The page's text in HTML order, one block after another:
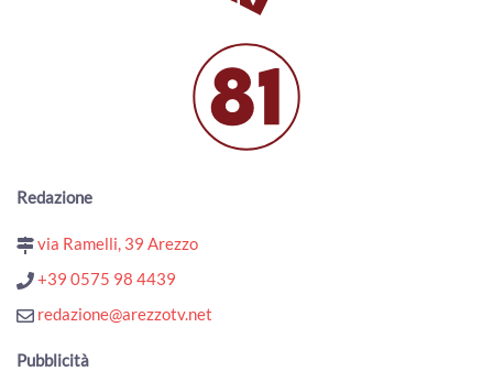
00:16:22 - Sabato, 20 Luglio 2019
Monte Argentario: un anno di bilancio del Sindaco
00:06:01 - Mercoledì, 03 Luglio 2019
Dietro le quinte della diretta televisiva del Palio Marinaro
dell'Argentario
00:01:54 - Venerdì, 17 Agosto 2018
Redazione
via Ramelli, 39 Arezzo
+39 0575 98 4439
redazione@arezzotv.net
Pubblicità